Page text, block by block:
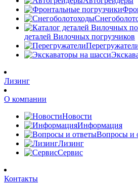
деталей Вилочных погрузчиков
Лизинг
О компании
Новости
Информация
Вопросы и
Лизинг
Сервис
Контакты